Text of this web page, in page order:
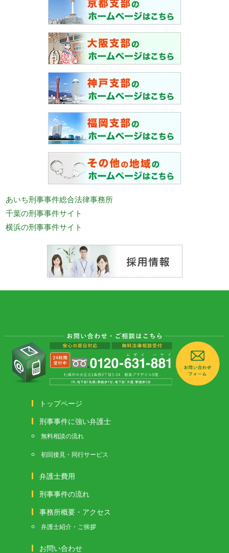
あいち刑事事件総合法律事務所
千葉の刑事事件サイト
横浜の刑事事件サイト
トップページ
刑事事件に強い弁護士
無料相談の流れ
初回接見・同行サービス
弁護士費用
刑事事件の流れ
事務所概要・アクセス
弁護士紹介・ご挨拶
お問い合わせ